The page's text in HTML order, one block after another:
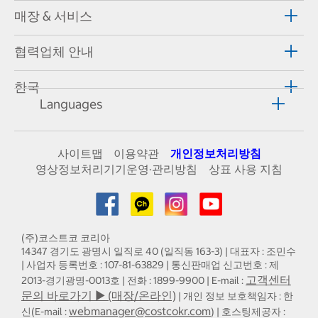
매장 & 서비스
협력업체 안내
한국
Languages
사이트맵 이용약관
개인정보처리방침
영상정보처리기기운영·관리방침
상표 사용 지침
(주)코스트코 코리아
14347 경기도 광명시 일직로 40 (일직동 163-3) | 대표자 : 조민수
| 사업자 등록번호 : 107-81-63829 | 통신판매업 신고번호 : 제
2013-경기광명-0013호 | 전화 : 1899-9900 | E-mail : 고객센터
문의 바로가기 ▶ (매장/온라인) | 개인 정보 보호책임자 : 한
신(E-mail :webmanager@costcokr.com) | 호스팅제공자 :